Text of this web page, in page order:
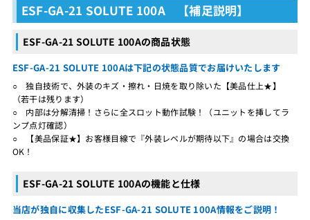
ESF-GA-21 SOLUTE 100A 【補足説明】
ESF-GA-21 SOLUTE 100Aの商品状態
ESF-GA-21 SOLUTE 100Aは下記の状態品質でお届けいたします
○ 独自技術で、外装のキズ・擦れ・日焼を取り除いた【美品仕上★】
（若干は残ります）
○ 内部は分解清掃！さらに全スロット動作試験！（ユニットを挿してラ
ンプ点灯確認）
○ 【美品保証★】お客様目線で『外装レベルが期待以下』の場合は交換
OK！
ESF-GA-21 SOLUTE 100Aの機能と仕様
当店が独自に収集したESF-GA-21 SOLUTE 100A情報をご説明！